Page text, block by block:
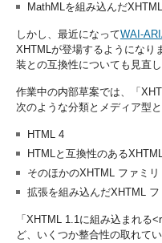
MathMLを組み込んだXHTML
しかし、最近になってWAI-
XHTMLが登場するようになり
装との互換性についても見直
作業中の内部草案では、「
次のような分類とメディア型
HTML 4
HTMLと互換性のある
そのほかのXHTML ファミリ
拡張を組み込んだXHTML フ
「XHTML 1.1に組み込まれる
ど、いくつか整合性の取れて